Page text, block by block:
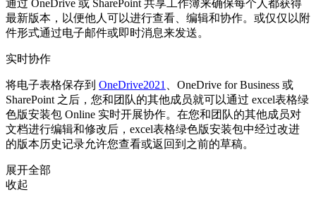
通过 OneDrive 或 SharePoint 共享工作簿来确保每个人都获得
最新版本，以便他人可以进行查看、编辑和协作。或仅仅以附
件形式通过电子邮件或即时消息来发送。
实时协作
将电子表格保存到 OneDrive2021、OneDrive for Business 或
SharePoint 之后，您和团队的其他成员就可以通过 excel表格绿
色版安装包 Online 实时开展协作。在您和团队的其他成员对
文档进行编辑和修改后，excel表格绿色版安装包中经过改进
的版本历史记录允许您查看或返回到之前的草稿。
展开全部
收起